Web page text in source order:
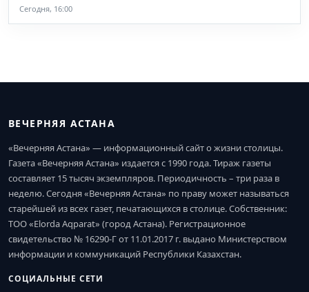
Сегодня, 16:00
ВЕЧЕРНЯЯ АСТАНА
«Вечерняя Астана» — информационный сайт о жизни столицы.
Газета «Вечерняя Астана» издается с 1990 года. Тираж газеты
составляет 15 тысяч экземпляров. Периодичность – три раза в
неделю. Сегодня «Вечерняя Астана» по праву может называться
старейшей из всех газет, печатающихся в столице. Собственник:
ТОО «Elorda Aqparat» (город Астана). Регистрационное
свидетельство № 16290-Г от 11.01.2017 г. выдано Министерством
информации и коммуникаций Республики Казахстан.
СОЦИАЛЬНЫЕ СЕТИ